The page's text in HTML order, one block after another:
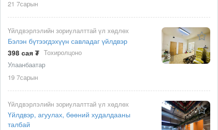
21 7сарын
8
Үйлдвэрлэлийн зориулалттай үл хөдлөх
Бэлэн бүтээгдэхүүн савладаг үйлдвэр
398 сая ₮ Тохиролцоно
Улаанбаатар
19 7сарын
Үйлдвэрлэлийн зориулалттай үл хөдлөх
Үйлдвэр, агуулах, бөөний худалдааны
талбай